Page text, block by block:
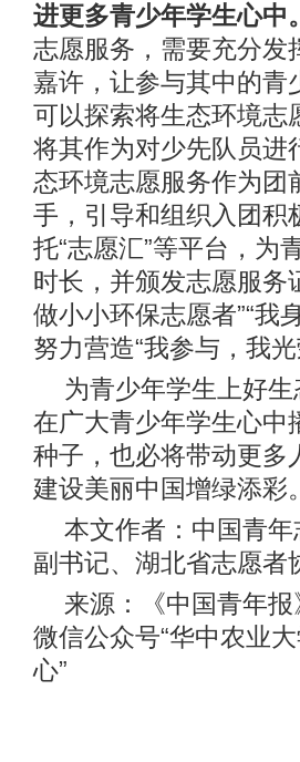
进更多青少年学生心中。
志愿服务，需要充分发
嘉许，让参与其中的青
可以探索将生态环境志
将其作为对少先队员进
态环境志愿服务作为团
手，引导和组织入团积
托“志愿汇”等平台，为
时长，并颁发志愿服务
做小小环保志愿者”“我
努力营造“我参与，我光
为青少年学生上好
在广大青少年学生心中
种子，也必将带动更多
建设美丽中国增绿添彩。
本文作者：中国青
副书记、湖北省志愿者
来源：《中国青年
微信公众号“华中农业
心”